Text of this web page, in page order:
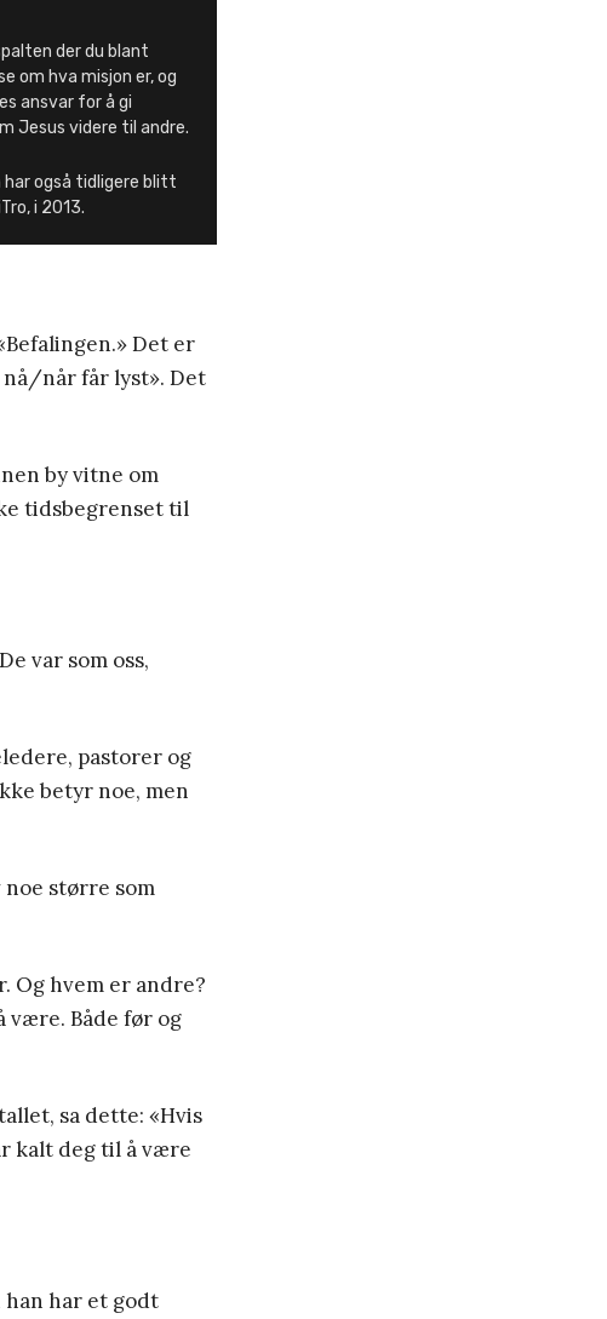
der du blant
om hva misjon er, og
ansvar for å gi
Jesus videre til andre.
har også tidligere blitt
i 2013.
Det er
når får lyst». Det
by vitne om
tidsbegrenset til
var som oss,
pastorer og
betyr noe, men
større som
Og hvem er andre?
være. Både før og
sa dette: «Hvis
kalt deg til å være
har et godt